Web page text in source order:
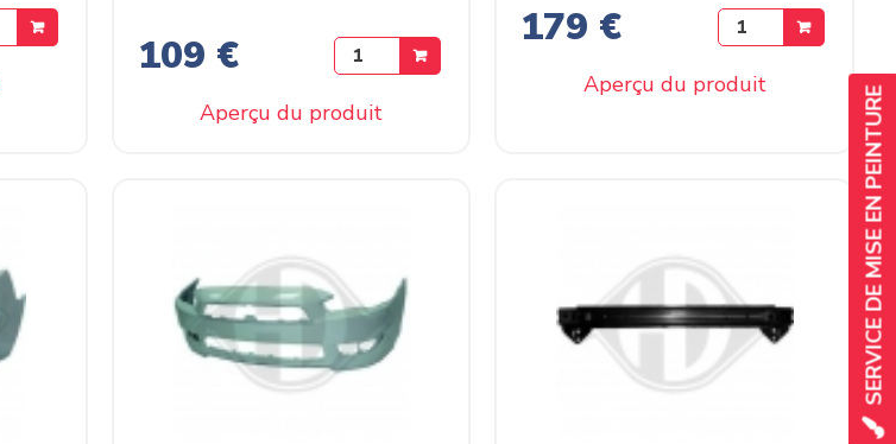
109 €
Aperçu du produit
179 €
Aperçu du produit
SERVICE DE MISE EN PEINTURE